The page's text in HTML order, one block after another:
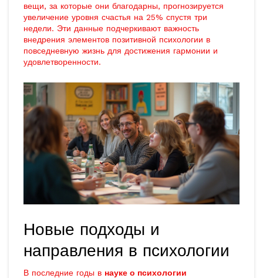
вещи, за которые они благодарны, прогнозируется
увеличение уровня счастья на 25% спустя три
недели. Эти данные подчеркивают важность
внедрения элементов позитивной психологии в
повседневную жизнь для достижения гармонии и
удовлетворенности.
Новые подходы и
направления в психологии
В последние годы в науке о психологии